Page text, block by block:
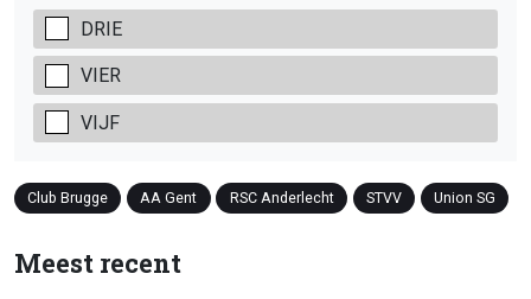
DRIE
VIER
VIJF
Club Brugge AA Gent RSC Anderlecht STVV Union SG
Meest recent